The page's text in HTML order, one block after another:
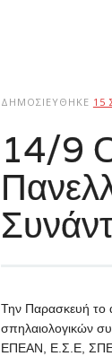
ΔΗΜΟΣΙΕΎΘΗΚΕ 15
14/9
Την Παρασκευή το
σπηλαιολογικών
ΕΠΕΑΝ, Ε.Σ.Ε,